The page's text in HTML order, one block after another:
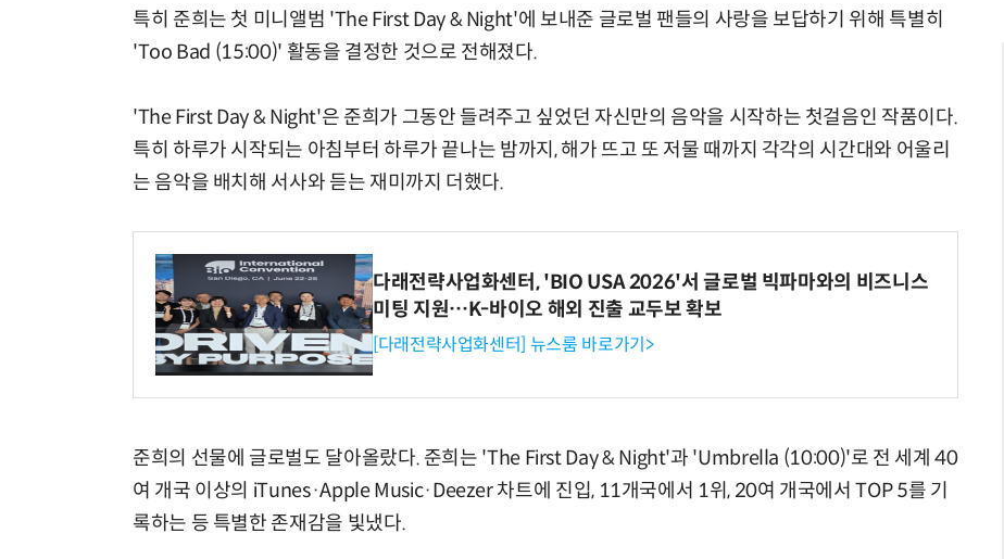
특히 준희는 첫 미니앨범 'The First Day & Night'에 보내준 글로벌 팬들의 사랑을 보답하기 위해 특별히
'Too Bad (15:00)' 활동을 결정한 것으로 전해졌다.
'The First Day & Night'은 준희가 그동안 들려주고 싶었던 자신만의 음악을 시작하는 첫걸음인 작품이다.
특히 하루가 시작되는 아침부터 하루가 끝나는 밤까지, 해가 뜨고 또 저물 때까지 각각의 시간대와 어울리
는 음악을 배치해 서사와 듣는 재미까지 더했다.
다래전략사업화센터, 'BIO USA 2026'서 글로벌 빅파마와의 비즈니스
미팅 지원…K-바이오 해외 진출 교두보 확보
[다래전략사업화센터] 뉴스룸 바로가기>
준희의 선물에 글로벌도 달아올랐다. 준희는 'The First Day & Night'과 'Umbrella (10:00)'로 전 세계 40
여 개국 이상의 iTunes·Apple Music·Deezer 차트에 진입, 11개국에서 1위, 20여 개국에서 TOP 5를 기
록하는 등 특별한 존재감을 빛냈다.